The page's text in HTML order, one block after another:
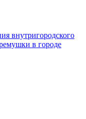
внутригородского
в городе